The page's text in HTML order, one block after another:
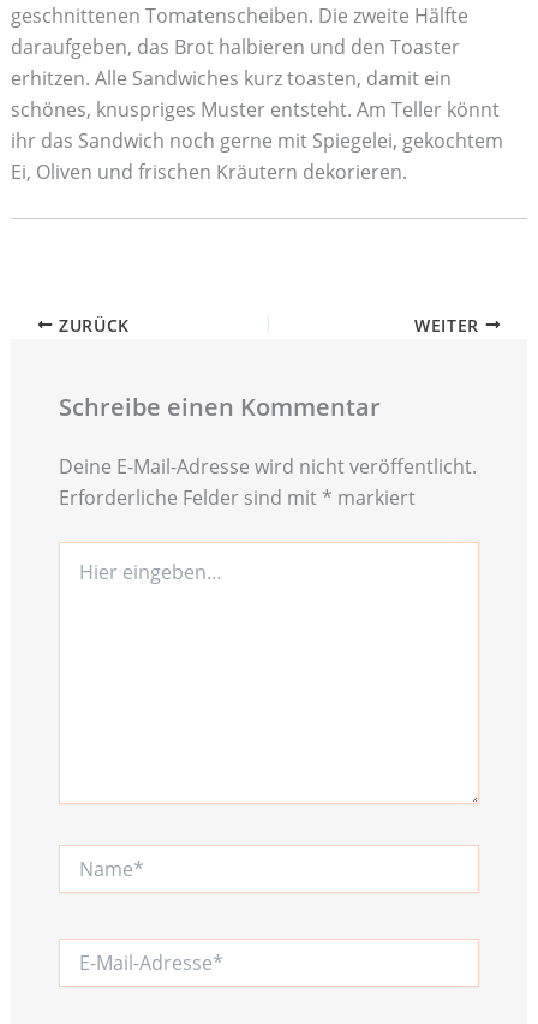
geschnittenen Tomatenscheiben. Die zweite Hälfte
daraufgeben, das Brot halbieren und den Toaster
erhitzen. Alle Sandwiches kurz toasten, damit ein
schönes, knuspriges Muster entsteht. Am Teller könnt
ihr das Sandwich noch gerne mit Spiegelei, gekochtem
Ei, Oliven und frischen Kräutern dekorieren.
ZURÜCK WEITER
Schreibe einen Kommentar
Deine E-Mail-Adresse wird nicht veröffentlicht.
Erforderliche Felder sind mit * markiert
eingeben…
Mail-